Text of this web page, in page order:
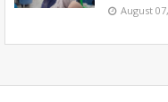
August